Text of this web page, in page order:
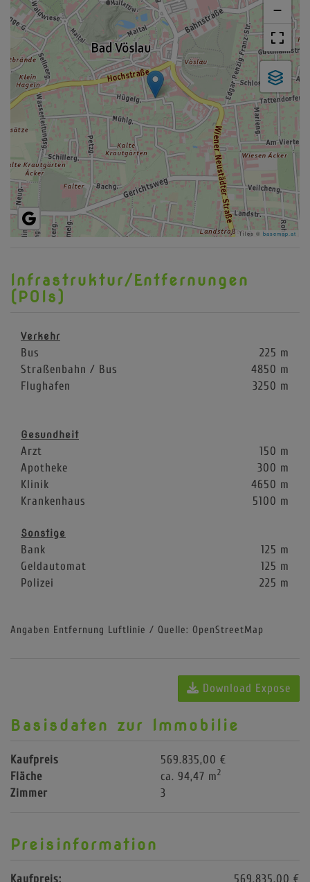
−
Tiles © basemap.at
Infrastruktur/Entfernungen
(POIs)
Verkehr
Bus
225 m
Straßenbahn / Bus
4850 m
Flughafen
3250 m
Gesundheit
Arzt
150 m
Apotheke
300 m
Klinik
4650 m
Krankenhaus
5100 m
Sonstige
Bank
125 m
Geldautomat
125 m
Polizei
225 m
Angaben Entfernung Luftlinie / Quelle: OpenStreetMap
Download Expose
Basisdaten zur Immobilie
Kaufpreis
569.835,00 €
Fläche
ca. 94,47 m2
Zimmer 3
Preisinformation
Kaufpreis: 569.835,00 €